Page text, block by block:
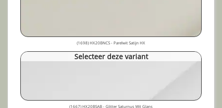
(1698) HX20BNCS - Parelwit Satijn HX
Selecteer deze variant
(1667) HX20BSAB - Glitter Saturnus Wit Glans